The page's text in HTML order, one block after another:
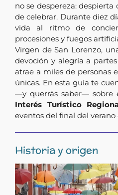
no se despereza: despierta
de celebrar. Durante diez
vida al ritmo de
procesiones y fuegos
Virgen de San Lorenzo,
devoción y alegría a
atrae a miles de personas
únicas. En esta guía te
—y querrás saber— sobre
Interés Turístico
eventos del final del verano
Historia y origen